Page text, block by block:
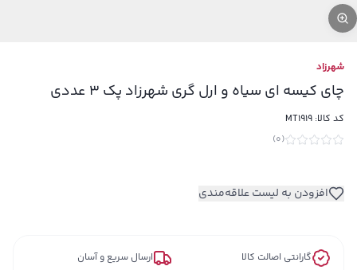
شهرزاد
چای کیسه ای سیاه و ارل گری شهرزاد پک 3 عددی
کد کالا: MT1919
(
0
)
افزودن به لیست علاقه‌مندی
گارانتی اصالت کالا ارسال سریع و آسان